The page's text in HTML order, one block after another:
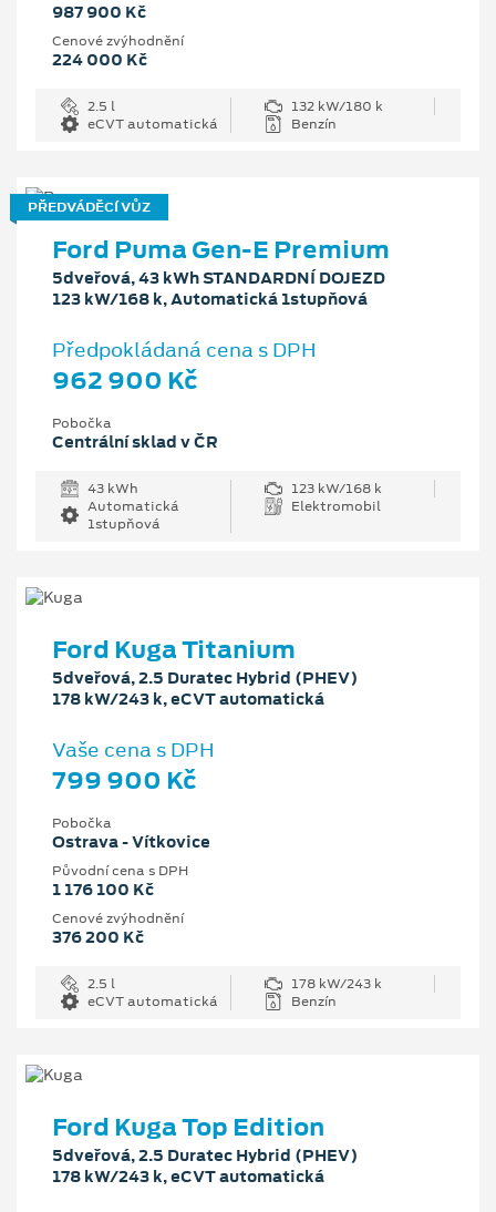
987 900 Kč
Cenové zvýhodnění
224 000 Kč
2.5 l
132 kW/180 k
eCVT automatická
Benzín
PŘEDVÁDĚCÍ VŮZ
Ford Puma Gen-E Premium
5dveřová, 43 kWh STANDARDNÍ DOJEZD
123 kW/168 k, Automatická 1stupňová
Předpokládaná cena s DPH
962 900 Kč
Pobočka
Centrální sklad v ČR
43 kWh
123 kW/168 k
Automatická
1stupňová
Elektromobil
Ford Kuga Titanium
5dveřová, 2.5 Duratec Hybrid (PHEV)
178 kW/243 k, eCVT automatická
Vaše cena s DPH
799 900 Kč
Pobočka
Ostrava - Vítkovice
Původní cena s DPH
1 176 100 Kč
Cenové zvýhodnění
376 200 Kč
2.5 l
178 kW/243 k
eCVT automatická
Benzín
Ford Kuga Top Edition
5dveřová, 2.5 Duratec Hybrid (PHEV)
178 kW/243 k, eCVT automatická